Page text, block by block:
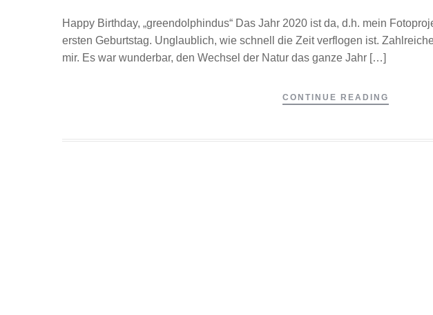
Happy Birthday, „greendolphindus“ Das Jahr 2020 ist da, d.h. mein
ersten Geburtstag. Unglaublich, wie schnell die Zeit verflogen ist.
mir. Es war wunderbar, den Wechsel der Natur das ganze Jahr […]
CONTINUE READING